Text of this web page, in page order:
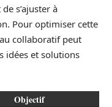
s’ajuster à
Pour optimiser cette
collaboratif peut
idées et solutions
Objectif